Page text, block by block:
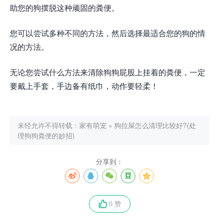
助您的狗摆脱这种顽固的粪便。
您可以尝试多种不同的方法，然后选择最适合您的狗的情
况的方法。
无论您尝试什么方法来清除狗狗屁股上挂着的粪便，一定
要戴上手套，手边备有纸巾，动作要轻柔！
未经允许不得转载： 家有萌宠 » 狗拉屎怎么清理比较好?(处
理狗狗粪便的妙招)
分享到：
0 赞